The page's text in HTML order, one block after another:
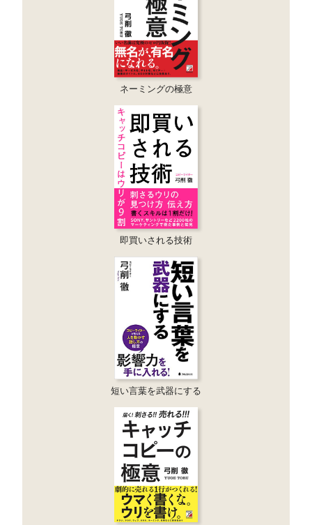
ネーミングの極意
即買いされる技術
短い言葉を武器にする